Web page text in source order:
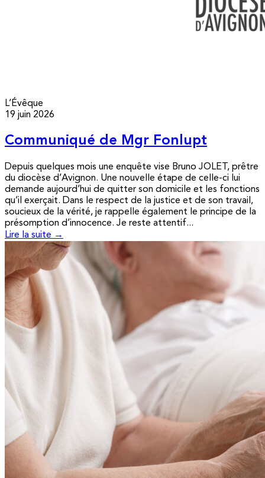
L’Évêque
19 juin 2026
Communiqué de Mgr Fonlupt
Depuis quelques mois une enquête vise Bruno JOLET, prêtre
du diocèse d’Avignon. Une nouvelle étape de celle-ci lui
demande aujourd’hui de quitter son domicile et les fonctions
qu’il exerçait. Dans le respect de la justice et de son travail,
soucieux de la vérité, je rappelle également le principe de la
présomption d’innocence. Je reste attentif...
Lire la suite →